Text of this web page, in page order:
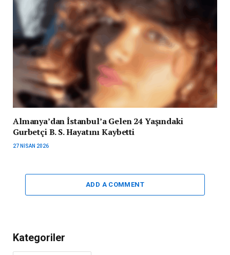
Almanya’dan İstanbul’a Gelen 24 Yaşındaki
Gurbetçi B. S. Hayatını Kaybetti
27 NISAN 2026
ADD A COMMENT
Kategoriler